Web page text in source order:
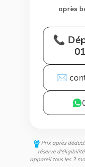
après
📞
✉
Prix après
réserve
appareil tous les 3